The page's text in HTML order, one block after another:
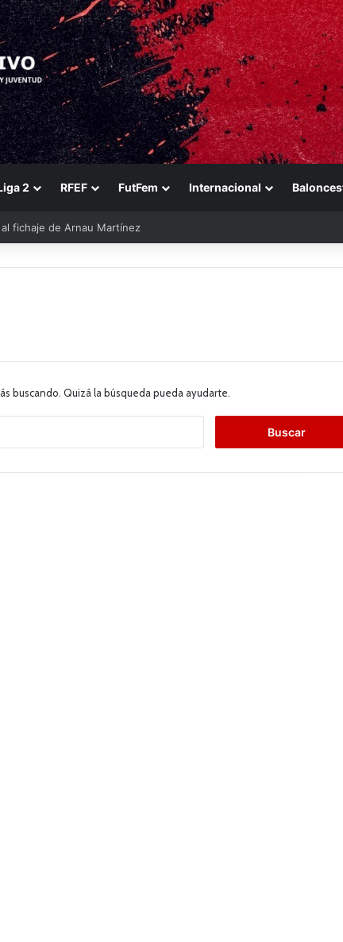
2 RFEF FutFem Internacional
fichaje de Arnau Martínez
buscando. Quizá la búsqueda pueda ayudarte.
c